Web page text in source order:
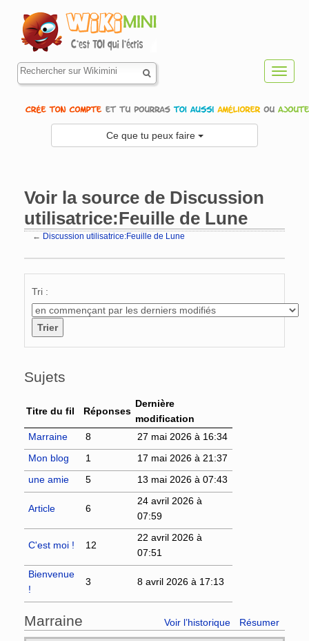
Ce que tu peux faire
Voir la source de Discussion
utilisatrice:Feuille de Lune
← Discussion utilisatrice:Feuille de Lune
Tri :
Sujets
Titre du fil Réponses
Dernière
modification
Marraine
8
27 mai 2026 à 16:34
Mon blog
1
17 mai 2026 à 21:37
une amie
5 13 mai 2026 à 07:43
Article 6
24 avril 2026 à
07:59
C'est moi ! 12
22 avril 2026 à
07:51
Bienvenue
!
3 8 avril 2026 à 17:13
Marraine Voir l’historique Résumer